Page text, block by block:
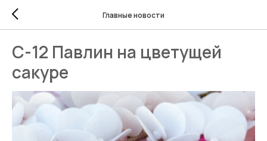
Главные новости
С-12 Павлин на цветущей
сакуре